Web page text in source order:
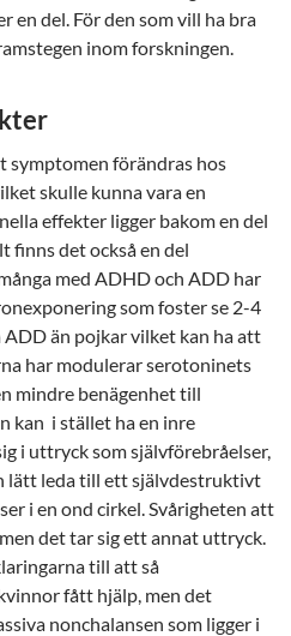
en del. För den som vill ha bra
inom forskningen.
symptomen förändras hos
skulle kunna vara en
effekter ligger bakom en del
finns det också en del
med ADHD och ADD har
som foster se 2-4
än pojkar vilket kan ha att
har modulerar serotoninets
mindre benägenhet till
kan i stället ha en inre
i uttryck som självförebråelser,
lätt leda till ett självdestruktivt
i en ond cirkel. Svårigheten att
det tar sig ett annat uttryck.
till att så
fått hjälp, men det
nonchalansen som ligger i